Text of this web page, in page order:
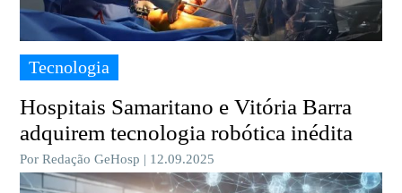
Tecnologia
Hospitais Samaritano e Vitória Barra
adquirem tecnologia robótica inédita
Por Redação GeHosp | 12.09.2025